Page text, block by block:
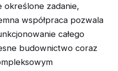
określone zadanie,
współpraca pozwala
całego
budownictwo coraz